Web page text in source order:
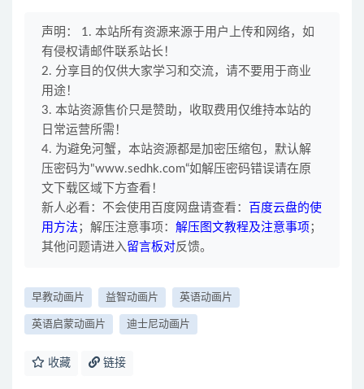
声明： 1. 本站所有资源来源于用户上传和网络，如
有侵权请邮件联系站长！
2. 分享目的仅供大家学习和交流，请不要用于商业
用途！
3. 本站资源售价只是赞助，收取费用仅维持本站的
日常运营所需！
4. 为避免河蟹，本站资源都是加密压缩包，默认解
压密码为"www.sedhk.com“如解压密码错误请在原
文下载区域下方查看！
新人必看：不会使用百度网盘请查看： 百度云盘的使
用方法 ；解压注意事项： 解压图文教程及注意事项 ；
其他问题请进入 留言板对反馈。
早教动画片 益智动画片 英语动画片
英语启蒙动画片 迪士尼动画片
收藏 链接